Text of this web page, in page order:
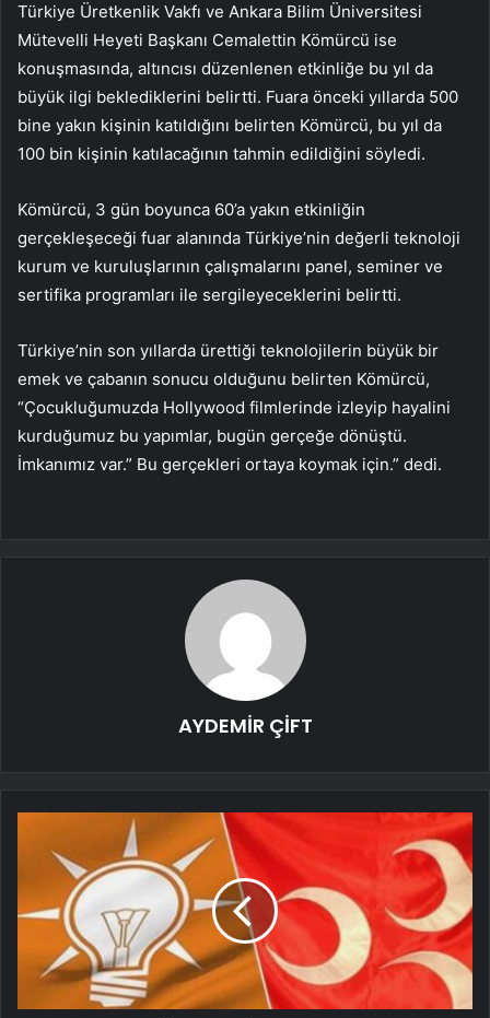
Türkiye Üretkenlik Vakfı ve Ankara Bilim Üniversitesi
Mütevelli Heyeti Başkanı Cemalettin Kömürcü ise
konuşmasında, altıncısı düzenlenen etkinliğe bu yıl da
büyük ilgi beklediklerini belirtti. Fuara önceki yıllarda 500
bine yakın kişinin katıldığını belirten Kömürcü, bu yıl da
100 bin kişinin katılacağının tahmin edildiğini söyledi.
Kömürcü, 3 gün boyunca 60’a yakın etkinliğin
gerçekleşeceği fuar alanında Türkiye’nin değerli teknoloji
kurum ve kuruluşlarının çalışmalarını panel, seminer ve
sertifika programları ile sergileyeceklerini belirtti.
Türkiye’nin son yıllarda ürettiği teknolojilerin büyük bir
emek ve çabanın sonucu olduğunu belirten Kömürcü,
“Çocukluğumuzda Hollywood filmlerinde izleyip hayalini
kurduğumuz bu yapımlar, bugün gerçeğe dönüştü.
İmkanımız var.” Bu gerçekleri ortaya koymak için.” dedi.
AYDEMİR ÇİFT